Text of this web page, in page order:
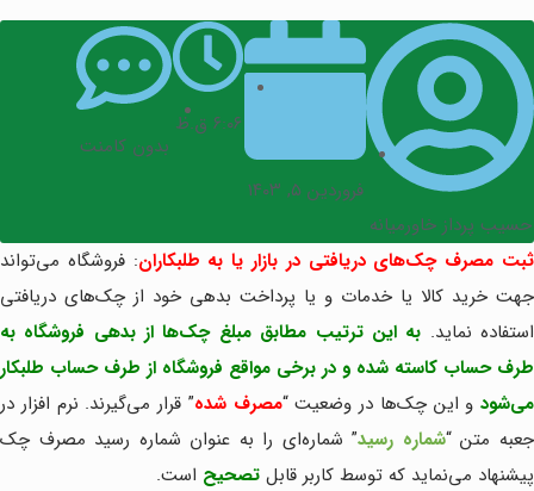
حسیب پرداز خاورمیانه
فروردین ۵, ۱۴۰۳
۶:۰۶ ق.ظ
بدون کامنت
ثبت مصرف چک‌های دریافتی در بازار یا به طلبکاران: فروشگاه می‌تواند
جهت خرید کالا یا خدمات و یا پرداخت بدهی خود از چک‌های دریافتی
استفاده نماید. به این ترتیب مطابق مبلغ چک‌ها از بدهی فروشگاه به
طرف حساب کاسته شده و در برخی مواقع فروشگاه از طرف حساب طلبکار
می‌شود و این چک‌ها در وضعیت “مصرف شده” قرار می‌گیرند. نرم افزار در
جعبه متن “شماره رسید” شماره‌ای را به عنوان شماره رسید مصرف چک
پیشنهاد می‌نماید که توسط کاربر قابل تصحیح است.